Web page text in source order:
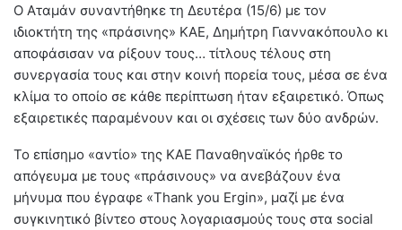
Ο Αταμάν συναντήθηκε τη Δευτέρα (15/6) με τον
ιδιοκτήτη της «πράσινης» ΚΑΕ, Δημήτρη Γιαννακόπουλο κι
αποφάσισαν να ρίξουν τους… τίτλους τέλους στη
συνεργασία τους και στην κοινή πορεία τους, μέσα σε ένα
κλίμα το οποίο σε κάθε περίπτωση ήταν εξαιρετικό. Όπως
εξαιρετικές παραμένουν και οι σχέσεις των δύο ανδρών.
Το επίσημο «αντίο» της ΚΑΕ Παναθηναϊκός ήρθε το
απόγευμα με τους «πράσινους» να ανεβάζουν ένα
μήνυμα που έγραφε «Thank you Ergin», μαζί με ένα
συγκινητικό βίντεο στους λογαριασμούς τους στα social